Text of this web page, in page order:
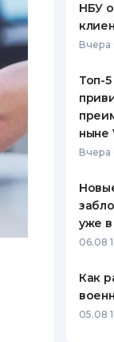
НБУ
Вчера
Топ-
ныне
Вчера
уже в
06.08
Как
05.08